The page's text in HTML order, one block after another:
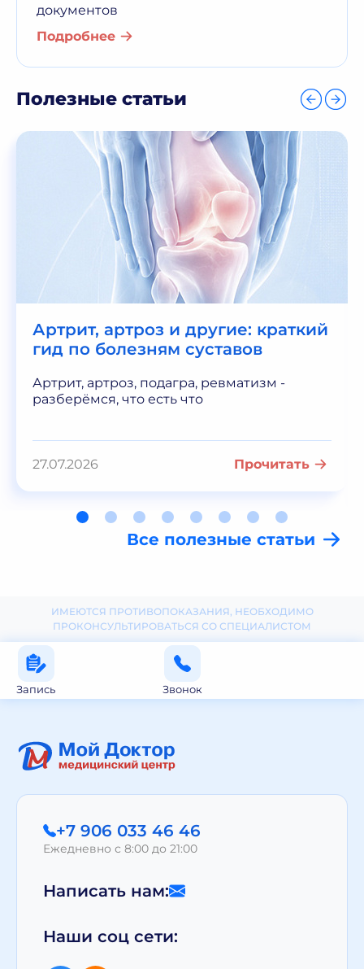
документов
Подробнее
Полезные статьи
Артрит, артроз и другие: краткий
гид по болезням суставов
Артрит, артроз, подагра, ревматизм -
разберёмся, что есть что
27.07.2026 Прочитать
Все полезные статьи
ИМЕЮТСЯ ПРОТИВОПОКАЗАНИЯ, НЕОБХОДИМО
ПРОКОНСУЛЬТИРОВАТЬСЯ СО СПЕЦИАЛИСТОМ
Запись Звонок
+7 906 033 46 46
Ежедневно с 8:00 до 21:00
Написать нам:
Наши соц сети: